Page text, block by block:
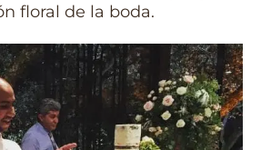
floral de la boda.